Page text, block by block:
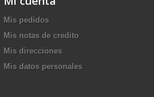
Mis pedidos
Mis notas de credito
Mis direcciones
Mis datos personales